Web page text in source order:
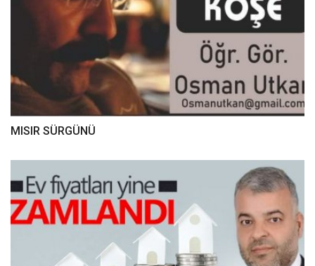
MISIR SÜRGÜNÜ